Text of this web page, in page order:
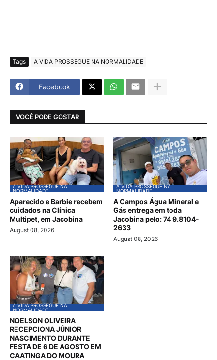
Tags A VIDA PROSSEGUE NA NORMALIDADE
Facebook
VOCÊ PODE GOSTAR
A VIDA PROSSEGUE NA
NORMALIDADE
Aparecido e Barbie recebem
cuidados na Clínica
Multipet, em Jacobina
August 08, 2026
A VIDA PROSSEGUE NA
NORMALIDADE
A Campos Água Mineral e
Gás entrega em toda
Jacobina pelo: 74 9.8104-
2633
August 08, 2026
A VIDA PROSSEGUE NA
NORMALIDADE
NOELSON OLIVEIRA
RECEPCIONA JÚNIOR
NASCIMENTO DURANTE
FESTA DE 6 DE AGOSTO EM
CAATINGA DO MOURA